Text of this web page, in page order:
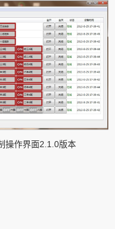
操作界面2.1.0版本